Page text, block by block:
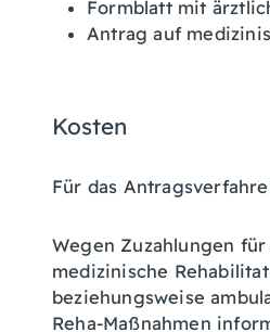
Formblatt mit
Antrag auf
Kosten
Für das
Wegen Zuzahlungen
medizinische
beziehungsweise
Reha-Maßnahmen